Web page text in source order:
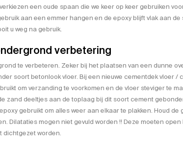
een oude spaan die we keer op keer gebruiken
aan een emmer hangen en de epoxy blijft vlak aan de
u weg na gebruik.
verbetering
te verbeteren. Zeker bij het plaatsen van een dunne
soort betonlook vloer. Bij een nieuwe cementdek vloer /
om verzanding te voorkomen en de vloer steviger te
zand deeltjes aan de toplaag bij dit soort cement
gebruikt om alles weer aan elkaar te plakken. Houd de
Dilataties mogen niet gevuld worden !! Deze moeten open
dichtgezet worden.